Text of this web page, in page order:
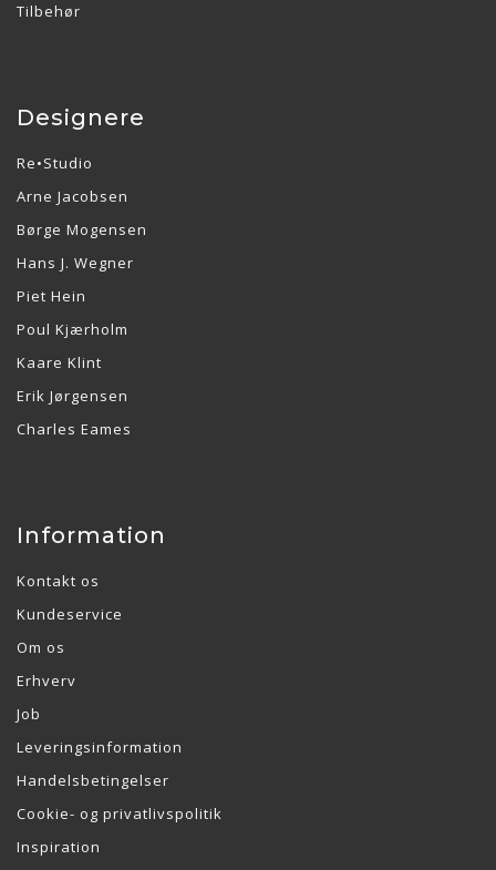
Tilbehør
Designere
Re•Studio
Arne Jacobsen
Børge Mogensen
Hans J. Wegner
Piet Hein
Poul Kjærholm
Kaare Klint
Erik Jørgensen
Charles Eames
Information
Kontakt os
Kundeservice
Om os
Erhverv
Job
Leveringsinformation
Handelsbetingelser
Cookie- og privatlivspolitik
Inspiration